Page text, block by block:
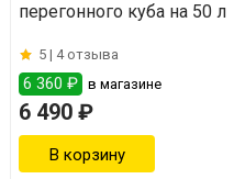
перегонного куба на 50 л
5 | 4 отзыва
6 360 ₽ в магазине
6 490 ₽